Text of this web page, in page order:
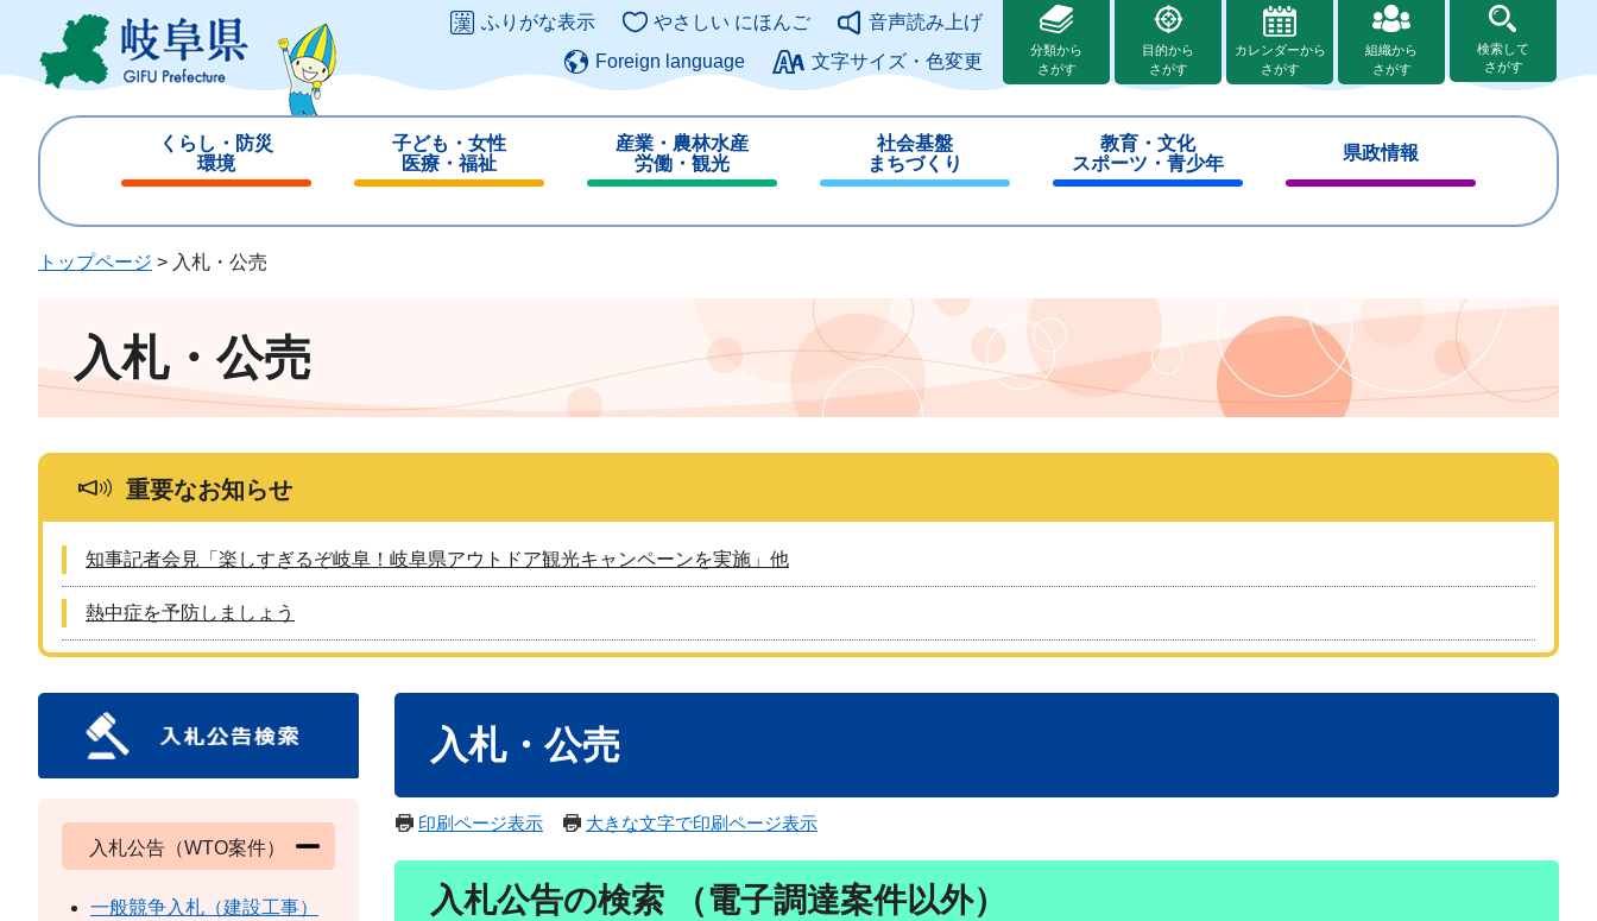
ジ
ュ
このページの本文へ
ふりがな表示 やさしい にほんご
音声読み上げ
Foreign language
文字サイズ・色変更
分類から
さがす
目的から
さがす
カレンダーから
さがす
組織から
さがす
検索して
さがす
くらし・防災
環境
じ
子ども・女性
医療・福祉
じ
産業・農林水産
労働・観光
じ
社会基盤
まちづくり
じ
教育・文化
スポーツ・青少年
じ
県政情報
じ
トップページ > 入札・公売
入札・公売
重要なお知らせ
知事記者会見「楽しすぎるぞ岐阜！岐阜県アウトドア観光キャンペーンを実施」他
熱中症を予防しましょう
入札・公売
印刷ページ表示 大きな文字で印刷ページ表示
入札公告の検索 （電子調達案件以外）
入札公告（WTO案件）
一般競争入札（建設工事）